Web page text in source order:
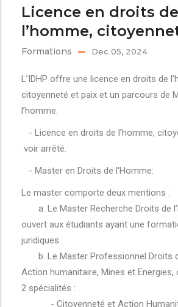
Licence en droits de
l’homme,
Formations Dec 05, 2024
L’IDHP offre une licence en droits de
citoyenneté et paix et un parcours de
l’homme.
- Licence en droits de l’homme,
voir arrêté.
- Master en Droits de l'Homme:
Le master comporte deux mentions :
a. Le Master Recherche Droits de
ouvert aux étudiants ayant une
juridiques
b. Le Master Professionnel Droits
Action humanitaire, Mines et
2 spécialités :
- Citoyenneté et Action